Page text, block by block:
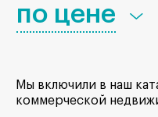
по цене
Мы включили в наш
коммерческой